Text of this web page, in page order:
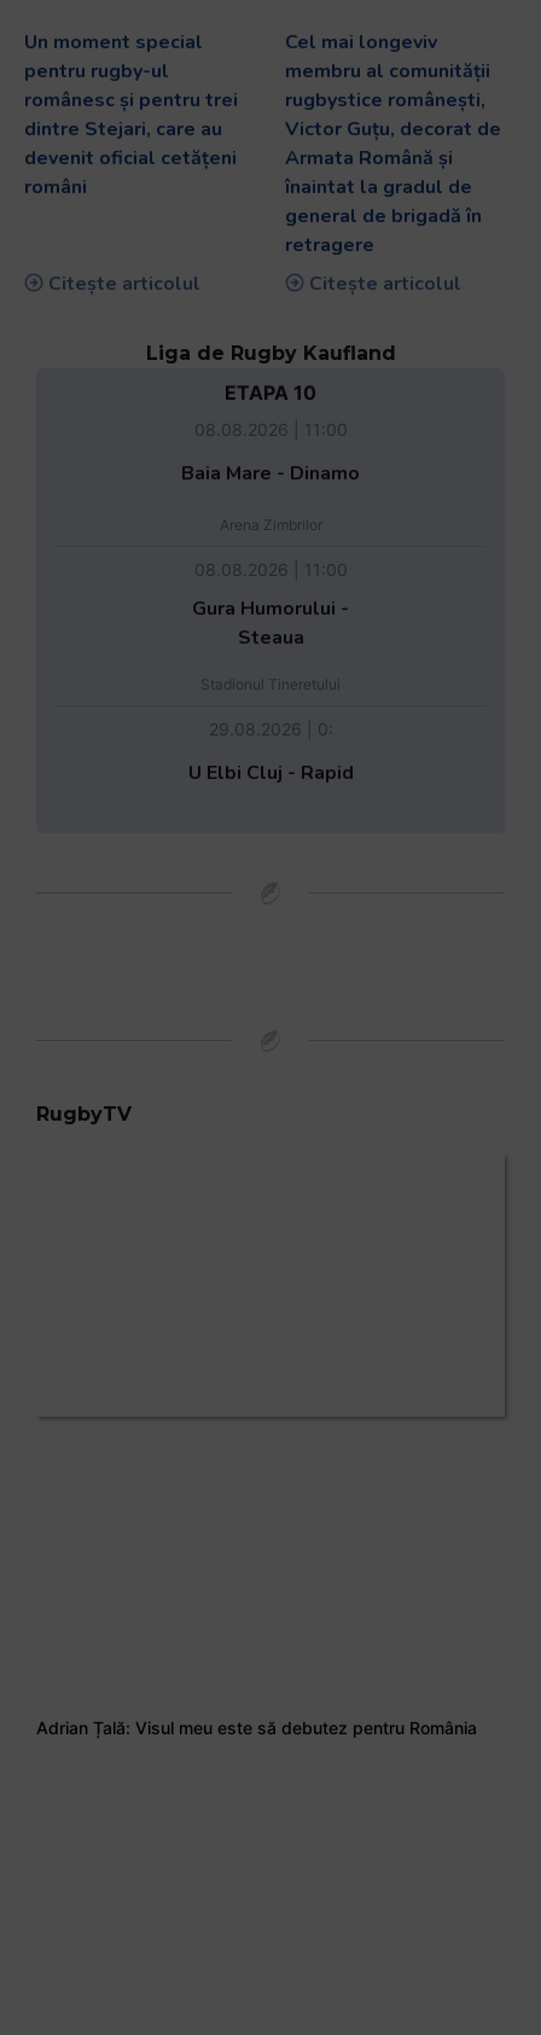
Un moment special
pentru rugby-ul
românesc și pentru trei
dintre Stejari, care au
devenit oficial cetățeni
români
Citește articolul
Cel mai longeviv
membru al comunității
rugbystice românești,
Victor Guțu, decorat de
Armata Română și
înaintat la gradul de
general de brigadă în
retragere
Citește articolul
Liga de Rugby Kaufland
ETAPA 10
08.08.2026 | 11:00
Baia Mare - Dinamo
Arena Zimbrilor
08.08.2026 | 11:00
Gura Humorului -
Steaua
Stadionul Tineretului
29.08.2026 | 0:
U Elbi Cluj - Rapid
RugbyTV
Adrian Țală: Visul meu este să debutez pentru România